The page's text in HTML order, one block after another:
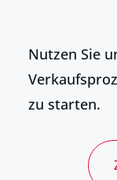
Nutzen Sie
zu starten.